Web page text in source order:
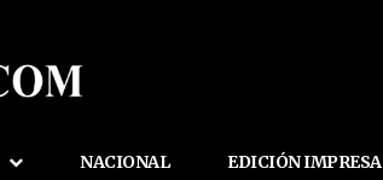
NACIONAL EDICIÓN IMPRESA